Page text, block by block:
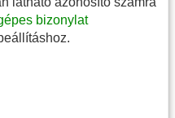
bizonylat